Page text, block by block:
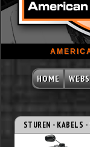
HOME
STUREN - KABELS -